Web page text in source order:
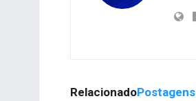
RelacionadoPostagens